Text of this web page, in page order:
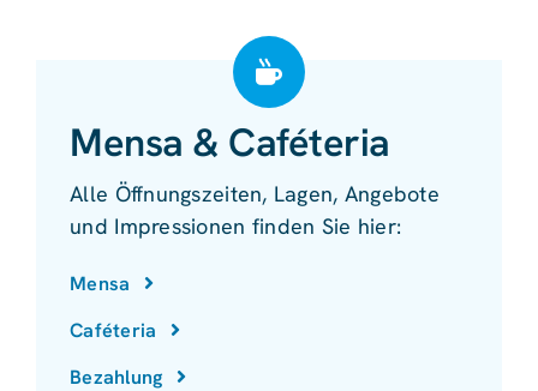
Mensa & Caféteria
Alle Öffnungszeiten, Lagen, Angebote
und Impressionen finden Sie hier:
Mensa
Caféteria
Bezahlung